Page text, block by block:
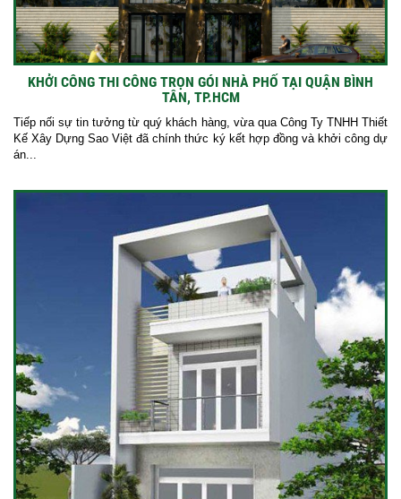
KHỞI CÔNG THI CÔNG TRỌN GÓI NHÀ PHỐ TẠI QUẬN BÌNH
TÂN, TP.HCM
Tiếp nối sự tin tưởng từ quý khách hàng, vừa qua Công Ty TNHH Thiết
Kế Xây Dựng Sao Việt đã chính thức ký kết hợp đồng và khởi công dự
án...